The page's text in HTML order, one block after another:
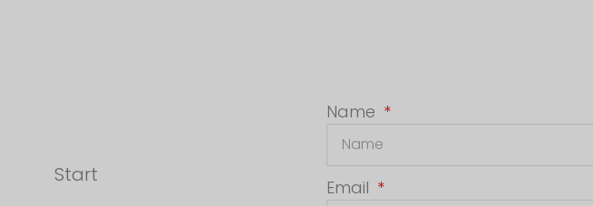
Name
Email
Start